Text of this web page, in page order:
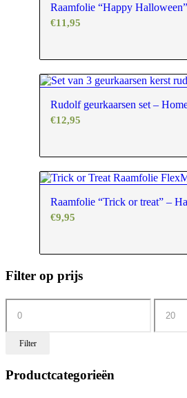
Raamfolie “Happy
€11,95
Rudolf geurkaarsen set –
€12,95
Raamfolie “Trick or treat” –
€9,95
Filter op prijs
Filter
Productcategorieën